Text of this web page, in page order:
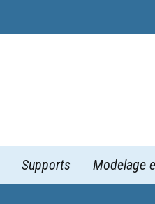
Supports Modelage